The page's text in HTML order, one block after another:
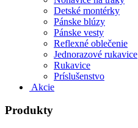
Detské montérky
Pánske blúzy
Pánske vesty
Reflexné oblečenie
Jednorazové rukavice
Rukavice
Príslušenstvo
Akcie
Produkty